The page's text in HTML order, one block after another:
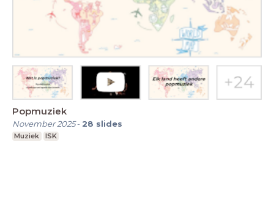
Popmuziek
November 2025- 28 slides
Muziek ISK